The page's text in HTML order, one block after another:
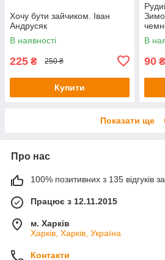
Хочу бути зайчиком. Іван
Андрусяк
В наявності
225 ₴ 250 ₴
Купити
В
90 ₴
Показати ще
Про нас
100% позитивних з 135 відгуків за
Працює з 12.11.2015
м. Харків
Харків, Харків, Україна
Контакти